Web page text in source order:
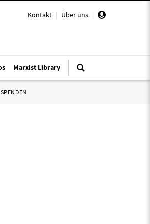
Kontakt | Über uns |
Marxist Library
SPENDEN